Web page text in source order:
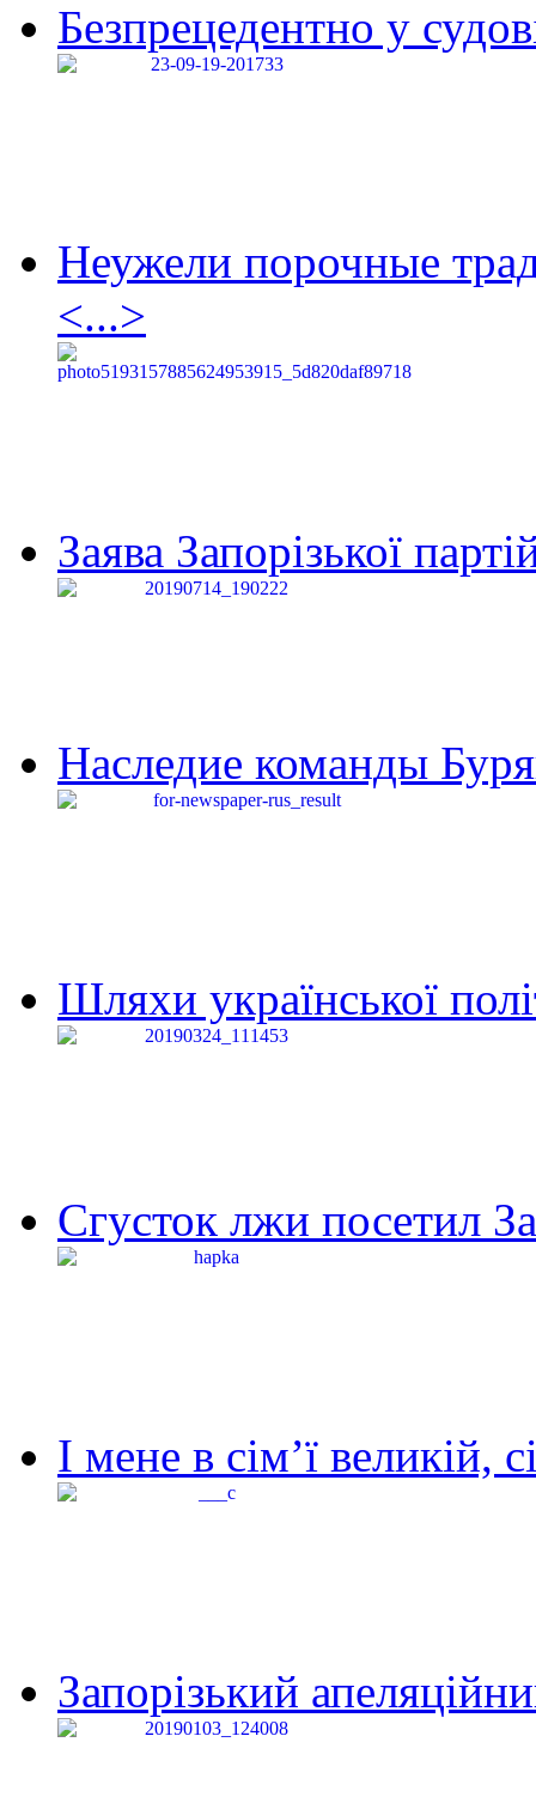
Безпрецедентно у
Неужели порочные
<...>
Заява Запорізької
Наследие команды
Шляхи української
Сгусток лжи посетил
І мене в сім’ї великій,
Запорізький